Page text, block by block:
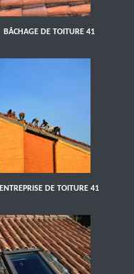
BÂCHAGE DE TOITURE 41
ENTREPRISE DE TOITURE 41